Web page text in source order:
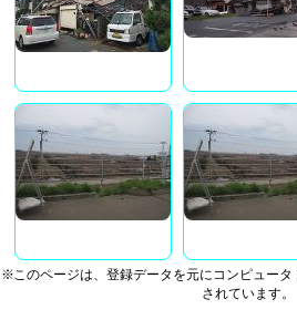
※このページは、登録データを元にコンピュー
されています。